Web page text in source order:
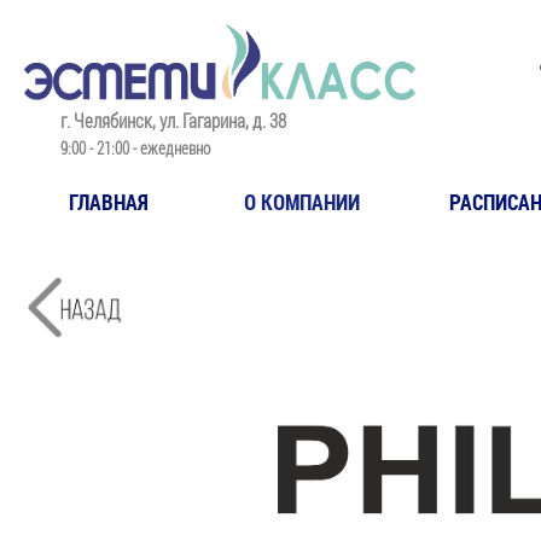
​г. Челябинск, ул. Гагарина, д. 38
​9:00 - 21:00 - ежедневно
ГЛАВНАЯ О КОМПАНИИ